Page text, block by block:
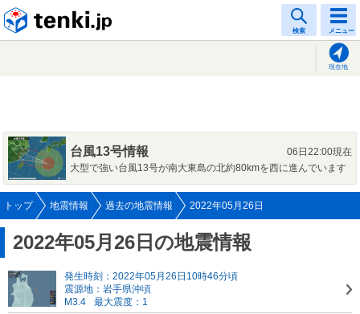
検索 メニュー
現在地
台風13号情報
06日22:00現在
大型で強い台風13号が南大東島の北約80kmを西に進んでいます
トップ 地震情報 過去の地震情報 2022年05月26日
2022年05月26日の地震情報
発生時刻：2022年05月26日10時46分頃
震源地：岩手県沖頃
M3.4
最大震度：1